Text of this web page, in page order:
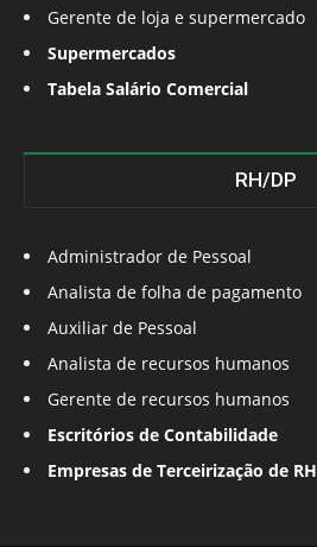
Gerente de loja e supermercado
Supermercados
Tabela Salário Comercial
RH/DP
Administrador de Pessoal
Analista de folha de pagamento
Auxiliar de Pessoal
Analista de recursos humanos
Gerente de recursos humanos
Escritórios de Contabilidade
Empresas de Terceirização de RH